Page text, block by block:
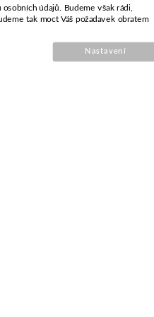
údajů. Budeme však rádi,
tak moct Váš požadavek obratem
Nastavení